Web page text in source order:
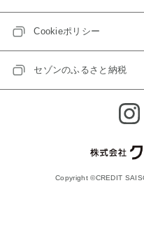
Cookieポリシー
セゾンのふるさと納税
Copyright ©CREDIT